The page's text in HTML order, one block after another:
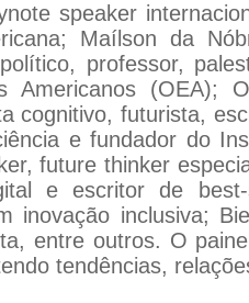
speaker
Maílson da
professor,
(OEA);
cognitivo, futurista,
e fundador do
future thinker
e escritor de
inovação inclusiva;
entre outros. O
tendências,